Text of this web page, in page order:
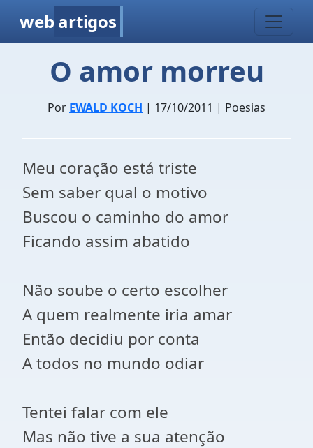
web artigos
O amor morreu
Por EWALD KOCH | 17/10/2011 | Poesias
Meu coração está triste
Sem saber qual o motivo
Buscou o caminho do amor
Ficando assim abatido
Não soube o certo escolher
A quem realmente iria amar
Então decidiu por conta
A todos no mundo odiar
Tentei falar com ele
Mas não tive a sua atenção